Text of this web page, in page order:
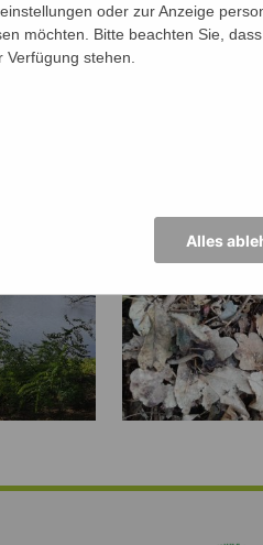
begleitet werden sie
und unserer I-Helferin
oder zur Anzeige
möchten. Bitte beachten Sie,
stehen.
Alles